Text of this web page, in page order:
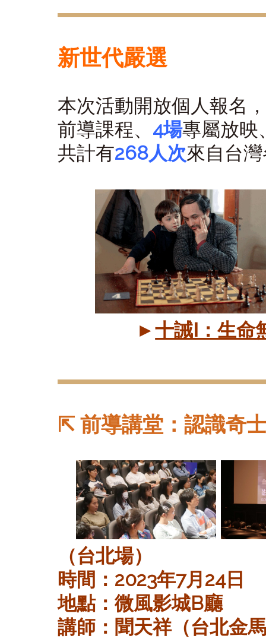
新世代嚴選
本次活動開放個人報名
前導課程、 4場專屬放映
共計有268人次來自台
►十誡Ⅰ：生命
⇱ 前導講堂：認識奇
（台北場）
時間：2023年7月24日
地點：微風影城B廳
講師：聞天祥（台北金